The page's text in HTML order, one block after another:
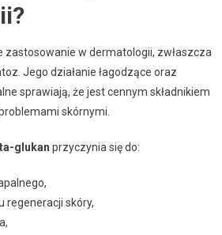
zastosowanie w dermatologii, zwłaszcza
Jego działanie łagodzące oraz
sprawiają, że jest cennym składnikiem
skórnymi.
glukan przyczynia się do:
regeneracji skóry,